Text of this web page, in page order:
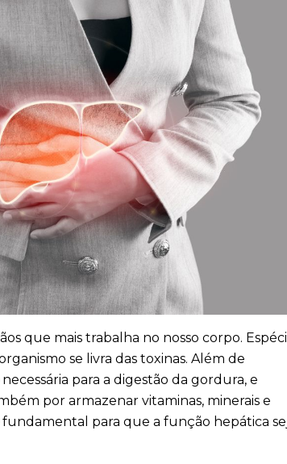
que mais trabalha no nosso corpo.
se livra das toxinas. Além de
para a digestão da gordura, e
por armazenar vitaminas, minerais e
fundamental para que a função hepática